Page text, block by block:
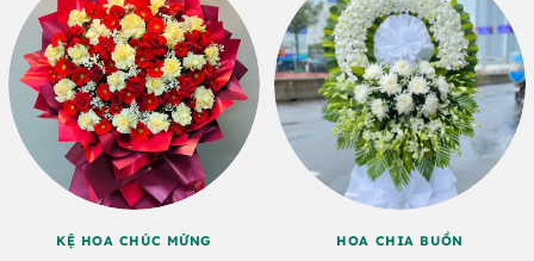
KỆ HOA CHÚC MỪNG HOA CHIA BUỒN